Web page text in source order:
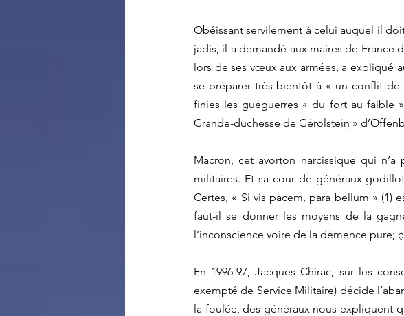
Obéissant servilement à celui auquel il
jadis, il a demandé aux maires de France
lors de ses vœux aux armées, a expliqué
se préparer très bientôt à « un conflit de
finies les guéguerres « du fort au faible
Grande-duchesse de Gérolstein »
Macron, cet avorton narcissique qui
militaires. Et sa cour de généraux-
Certes, « Si vis pacem, para bellum » (1)
faut-il se donner les moyens de la
l’inconscience voire de la démence pure;
En 1996-97, Jacques Chirac, sur les
exempté de Service Militaire) décide
la foulée, des généraux nous expliquent